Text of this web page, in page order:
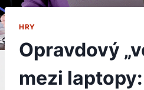
HRY
Opravdový
mezi